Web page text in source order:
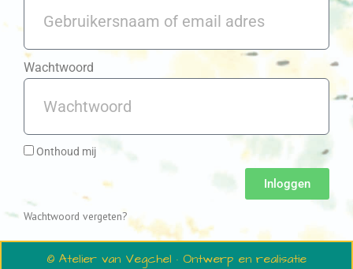
Wachtwoord
Onthoud mij
Inloggen
Wachtwoord vergeten?
© Atelier van Vegchel · Ontwerp en realisatie